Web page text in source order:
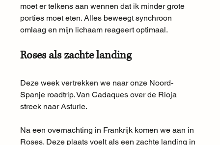
moet er telkens aan wennen dat ik minder grote
porties moet eten. Alles beweegt synchroon
omlaag en mijn lichaam reageert optimaal.
Roses als zachte landing
Deze week vertrekken we naar onze Noord-
Spanje roadtrip. Van Cadaques over de Rioja
streek naar Asturie.
Na een overnachting in Frankrijk komen we aan in
Roses. Deze plaats voelt als een zachte landing in